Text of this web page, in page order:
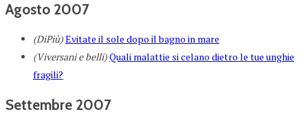
Agosto 2007
(DiPiù)Evitate il sole dopo il bagno in mare
(Viversani e belli)Quali malattie si celano dietro le tue unghie
fragili?
Settembre 2007